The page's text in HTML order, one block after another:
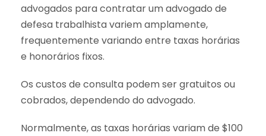
advogados para contratar um advogado de
defesa trabalhista variem amplamente,
frequentemente variando entre taxas horárias
e honorários fixos.
Os custos de consulta podem ser gratuitos ou
cobrados, dependendo do advogado.
Normalmente, as taxas horárias variam de $100